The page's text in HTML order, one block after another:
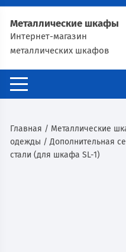
Металлические шкафы
Интернет-магазин
металлических шкафов
Главная / Металлические
одежды / Дополнительная
стали (для шкафа SL-1)